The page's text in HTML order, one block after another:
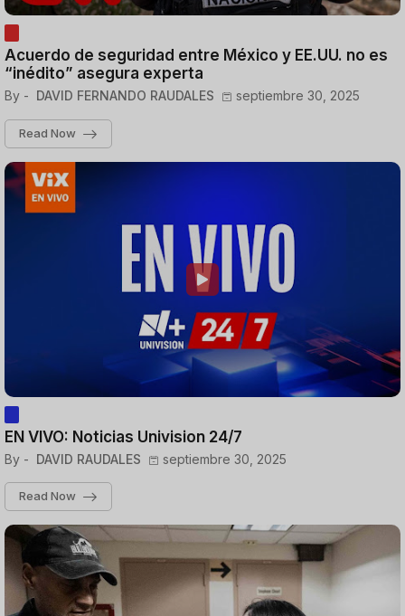
Acuerdo de seguridad entre México y EE.UU. no es
“inédito” asegura experta
By - DAVID FERNANDO RAUDALES septiembre 30, 2025
Read Now
EN VIVO: Noticias Univision 24/7
By - DAVID RAUDALES septiembre 30, 2025
Read Now